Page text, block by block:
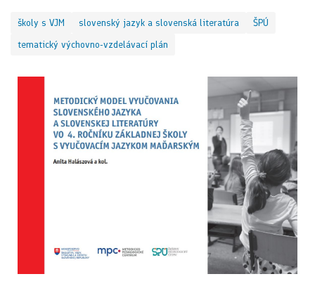
školy s VJM slovenský jazyk a slovenská literatúra
ŠPÚ
tematický výchovno-vzdelávací plán